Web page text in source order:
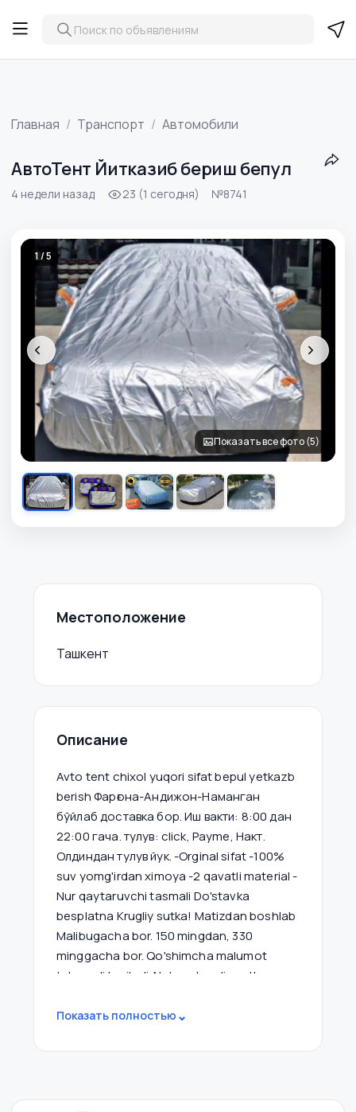
Главная Транспорт Автомобили
АвтоТент Йитказиб бериш бепул
4 недели назад 23 (1 сегодня) №8741
1 / 5
Показать все фото (5)
Местоположение
Ташкент
Описание
Avto tent chixol yuqori sifat bepul yetkazb
berish Фарғона-Андижон-Наманган
бўйлаб доставка бор. Иш вакти: 8:00 дан
22:00 гача. тулув: click, Payme, Накт.
Олдиндан тулув йук. -Orginal sifat -100%
suv yomg'irdan ximoya -2 qavatli material -
Nur qaytaruvchi tasmali Do'stavka
besplatna Krugliy sutka! Matizdan boshlab
Malibugacha bor. 150 mingdan, 330
minggacha bor. Qo'shimcha malumot
tel.orqali beriladi. No'mer krugliy sutka
Telegramdan yozing: Tel
Показать полностью ⌄